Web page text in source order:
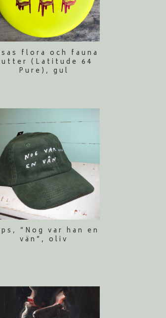
flora och fauna
(Latitude 64
Pure), gul
”Nog var han en
vän”, oliv